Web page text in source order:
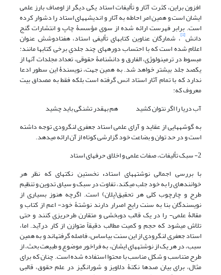
افزون براین، کثرت آثار و تألیفات استاد یکی دیگر از اوصاف بارز علمی
ایشان است و همین امر احاطه به آثار و اندیشه‏های استاد را دشوار کرده
است. برابر فهرست ارائه شده از سوی مؤسسۀ چاپ و انتشارات گنج
دانش[1] ، شمارگان عناوین کتاب‏های تألیفی استاد، هفتاد‏و‏شش عنوان
اعلام شده است که با احتساب دوره‏های چند جلدیِ برخی کتاب‏ها مانند:
مبسوط در ترمینولوژی، الفارق و دانشنامۀ حقوقی، تعداد مجلدات آنها از
یکصد جلد بیشتر خواهد شد. به همین جهت، نویسندۀ این سطور ادعا
ندارد که با تمام آثار استاد انس گرفته است بلکه فقط به مصداق بیت
معروف که:
آب دریا را اگر نتوان کشید هم به‏قدر تشنگی باید چشید
به گوشه‏هایی از عقاید و آرای علمی استاد جعفری لنگرودی توجه داشته
است و در حد توان و بضاعت خود گزارشی کوتاه از آن ارائه می‏دهد.
2- سبک تألیفات، صفات علمی و اخلاق حرفه‏ای استاد
با بررسی اجمالی نوشته‏های استاد،نخستین نکته‏ای که نظر هر
خواننده‏ای را به خود جلب می‏کند، تفاوت در سبک و سیاق تدوین و تنظیم
طرح و چارچوب کلی هر تحقیق(پلان) است. اگرچه هنوز بسیاری از
نویسندگان بنا به سنت رایج اصرار دارند نوشتۀ خود- اعم از کتاب و
مقالۀ علمی- را در یک قالب دو‏بخشی و متقارن طرح‏ریزی کنند و حتی
تلاش می‏شود که حجم و کمیت مطالب دقیقاً متوازن از کار درآید. اما،
استاد جعفری لنگرودی از این سنت بی‏اساس، فاصله گرفته‏اند و به همین
سبب، در هر یک از نوشته‏های ایشان، به فراخور موضوع و طبیعت بحث، از
طرح متناسب و شکل مناسب با محتوا استفاده شده است. چنان که برای
مثال، برای بیان صدها نکتۀ دلاویز و شور‏انگیز در علم حقوق، قالبی